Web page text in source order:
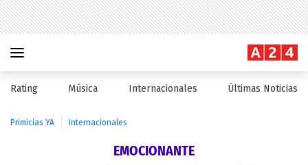
Rating Música Internacionales Últimas Noticias
Primicias YA Internacionales
EMOCIONANTE